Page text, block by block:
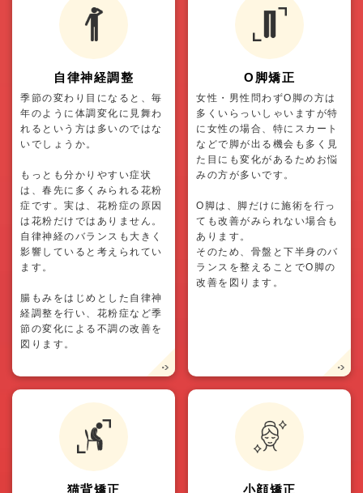
自律神経調整
季節の変わり目になると、毎
年のように体調変化に見舞わ
れるという方は多いのではな
いでしょうか。
もっとも分かりやすい症状
は、春先に多くみられる花粉
症です。実は、花粉症の原因
は花粉だけではありません。
自律神経のバランスも大きく
影響していると考えられてい
ます。
腸もみをはじめとした自律神
経調整を行い、花粉症など季
節の変化による不調の改善を
図ります。
O脚矯正
女性・男性問わずO脚の方は
多くいらっいしゃいますが特
に女性の場合、特にスカート
などで脚が出る機会も多く見
た目にも変化があるためお悩
みの方が多いです。
O脚は、脚だけに施術を行っ
ても改善がみられない場合も
あります。
そのため、骨盤と下半身のバ
ランスを整えることでO脚の
改善を図ります。
猫背矯正 小顔矯正